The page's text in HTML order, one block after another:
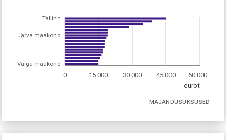
0 15 000 30 000 45 000
60 000
eurot
Tallinn
Järva maakond
Valga maakond
MAJANDUSÜKSUSED